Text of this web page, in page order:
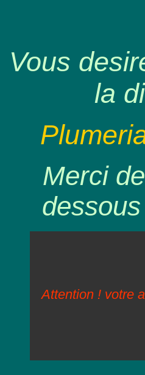
Vous
la
Merci
Attention ! votre